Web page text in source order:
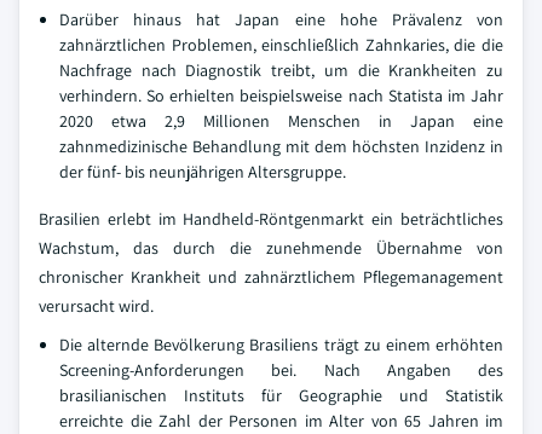
Darüber hinaus hat Japan eine hohe Prävalenz von
zahnärztlichen Problemen, einschließlich Zahnkaries, die die
Nachfrage nach Diagnostik treibt, um die Krankheiten zu
verhindern. So erhielten beispielsweise nach Statista im Jahr
2020 etwa 2,9 Millionen Menschen in Japan eine
zahnmedizinische Behandlung mit dem höchsten Inzidenz in
der fünf- bis neunjährigen Altersgruppe.
Brasilien erlebt im Handheld-Röntgenmarkt ein beträchtliches
Wachstum, das durch die zunehmende Übernahme von
chronischer Krankheit und zahnärztlichem Pflegemanagement
verursacht wird.
Die alternde Bevölkerung Brasiliens trägt zu einem erhöhten
Screening-Anforderungen bei. Nach Angaben des
brasilianischen Instituts für Geographie und Statistik
erreichte die Zahl der Personen im Alter von 65 Jahren im